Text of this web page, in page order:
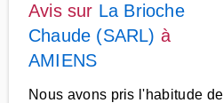
Avis sur La Brioche
Chaude (SARL) à
AMIENS
Nous avons pris l'habitude